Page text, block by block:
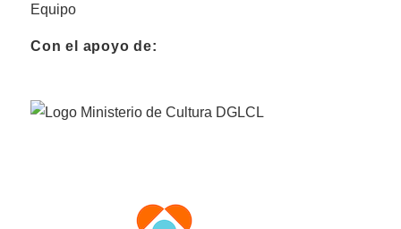
Equipo
Con el apoyo de: